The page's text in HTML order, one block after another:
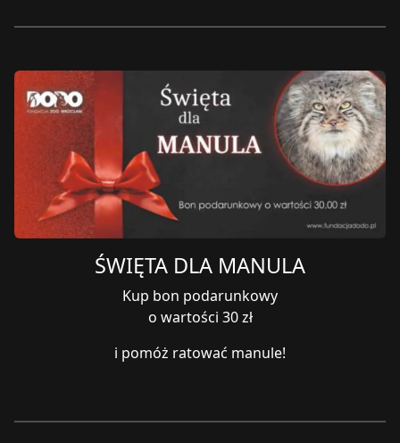
ŚWIĘTA DLA MANULA
Kup bon podarunkowy
o wartości 30 zł
i pomóż ratować manule!